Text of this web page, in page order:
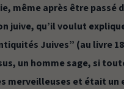
même après être
juive, qu’il voulut
Juives” (au livre
un homme sage, si
merveilleuses et était